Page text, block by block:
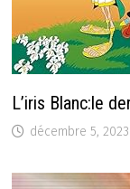
L’iris Blanc:le
décembre 5, 2023